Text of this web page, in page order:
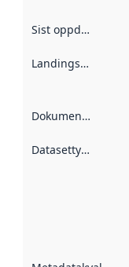
Sist oppdatert
Landingsside
Dokumentasjon
Datasettype